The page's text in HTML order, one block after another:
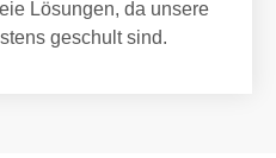
Lösungen, da unsere
geschult sind.